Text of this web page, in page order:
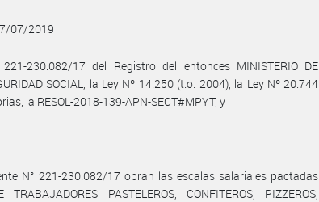
07/2019
230.082/17 del Registro del entonces MINISTERIO DE
SOCIAL, la Ley Nº 14.250 (t.o. 2004), la Ley Nº 20.744
la RESOL-2018-139-APN-SECT#MPYT, y
N° 221-230.082/17 obran las escalas salariales pactadas
PASTELEROS, CONFITEROS, PIZZEROS,